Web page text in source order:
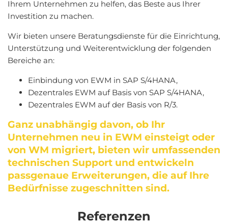
Ihrem Unternehmen zu helfen, das Beste aus Ihrer
Investition zu machen.
Wir bieten unsere Beratungsdienste für die Einrichtung,
Unterstützung und Weiterentwicklung der folgenden
Bereiche an:
Einbindung von EWM in SAP S/4HANA,
Dezentrales EWM auf Basis von SAP S/4HANA,
Dezentrales EWM auf der Basis von R/3.
Ganz unabhängig davon, ob Ihr
Unternehmen neu in EWM einsteigt oder
von WM migriert, bieten wir umfassenden
technischen Support und entwickeln
passgenaue Erweiterungen, die auf Ihre
Bedürfnisse zugeschnitten sind.
Referenzen